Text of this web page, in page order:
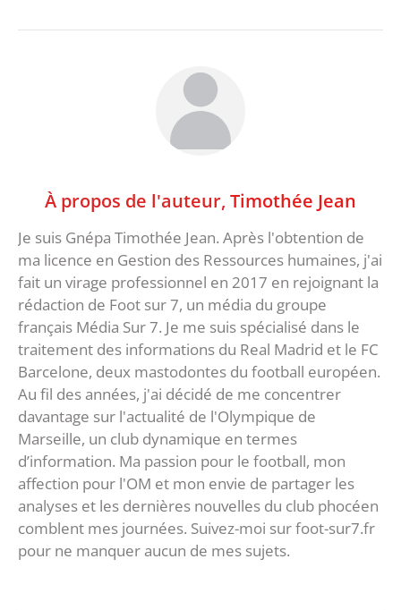
À propos de l'auteur, Timothée Jean
Je suis Gnépa Timothée Jean. Après l'obtention de
ma licence en Gestion des Ressources humaines, j'ai
fait un virage professionnel en 2017 en rejoignant la
rédaction de Foot sur 7, un média du groupe
français Média Sur 7. Je me suis spécialisé dans le
traitement des informations du Real Madrid et le FC
Barcelone, deux mastodontes du football européen.
Au fil des années, j'ai décidé de me concentrer
davantage sur l'actualité de l'Olympique de
Marseille, un club dynamique en termes
d’information. Ma passion pour le football, mon
affection pour l'OM et mon envie de partager les
analyses et les dernières nouvelles du club phocéen
comblent mes journées. Suivez-moi sur foot-sur7.fr
pour ne manquer aucun de mes sujets.